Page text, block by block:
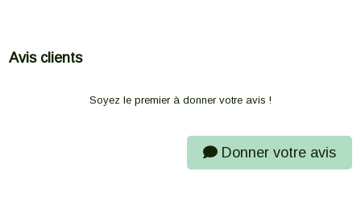
Avis clients
Soyez le premier à donner votre avis !
Donner votre avis